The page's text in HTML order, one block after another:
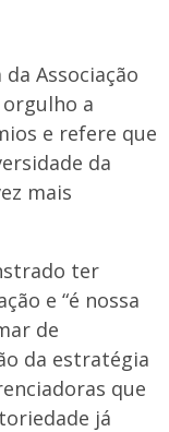
Associação
a
e refere que
da
mais
ter
e “é nossa
de
da estratégia
que
já